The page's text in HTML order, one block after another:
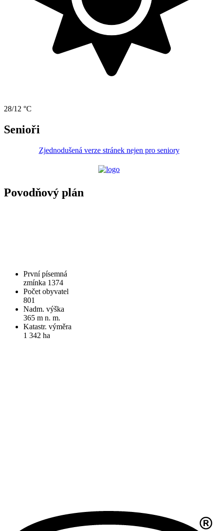
28/12 °C
Senioři
Zjednodušená verze stránek nejen pro seniory
Povodňový plán
První písemná
zmínka 1374
Počet obyvatel
801
Nadm. výška
365 m n. m.
Katastr. výměra
1 342 ha